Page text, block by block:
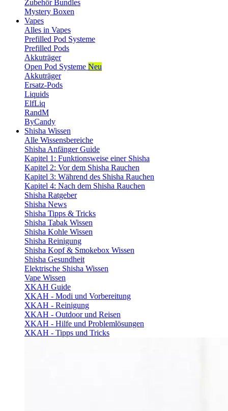
Zubehör Bundles
Mystery Boxen
Vapes
Alles in Vapes
Prefilled Pod Systeme
Prefilled Pods
Akkuträger
Open Pod Systeme Neu
Akkuträger
Ersatz-Pods
Liquids
ElfLiq
RandM
ByCandy
Shisha Wissen
Alle Wissensbereiche
Shisha Anfänger Guide
Kapitel 1: Funktionsweise einer Shisha
Kapitel 2: Vor dem Shisha Rauchen
Kapitel 3: Während des Shisha Rauchen
Kapitel 4: Nach dem Shisha Rauchen
Shisha Ratgeber
Shisha News
Shisha Tipps & Tricks
Shisha Tabak Wissen
Shisha Kohle Wissen
Shisha Reinigung
Shisha Kopf & Smokebox Wissen
Shisha Gesundheit
Elektrische Shisha Wissen
Vape Wissen
XKAH Guide
XKAH - Modi und Vorbereitung
XKAH - Reinigung
XKAH - Outdoor und Reisen
XKAH - Hilfe und Problemlösungen
XKAH - Tipps und Tricks